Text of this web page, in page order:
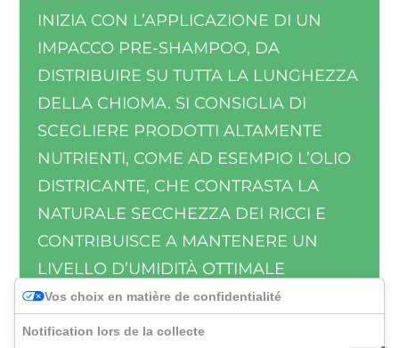
INIZIA CON L’APPLICAZIONE DI UN
IMPACCO PRE-SHAMPOO, DA
DISTRIBUIRE SU TUTTA LA LUNGHEZZA
DELLA CHIOMA. SI CONSIGLIA DI
SCEGLIERE PRODOTTI ALTAMENTE
NUTRIENTI, COME AD ESEMPIO L’OLIO
DISTRICANTE, CHE CONTRASTA LA
NATURALE SECCHEZZA DEI RICCI E
CONTRIBUISCE A MANTENERE UN
LIVELLO D’UMIDITÀ OTTIMALE
ALL’INTERNO DELLA FIBRA
CAPILLARE.
Vos choix en matière de confidentialité
Notification lors de la collecte